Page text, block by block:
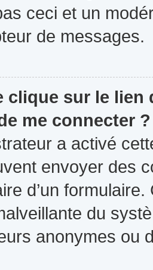
ceci et un
de messages.
clique sur le lien
me connecter ?
a activé
envoyer des
d’un
du
anonymes ou